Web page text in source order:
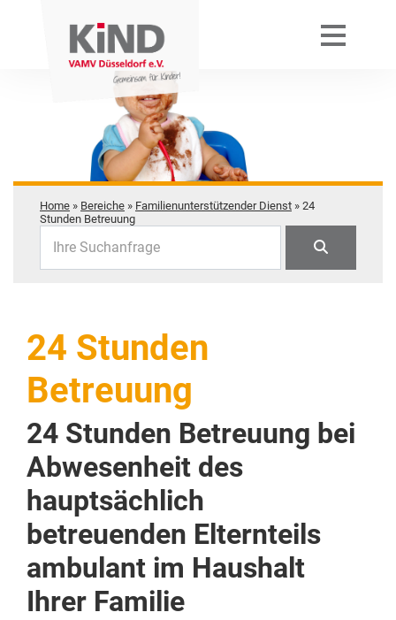
Home » Bereiche » Familienunterstützender Dienst » 24
Stunden Betreuung
Ihre Suchanfrage
24 Stunden
Betreuung
24 Stunden Betreuung bei
Abwesenheit des
hauptsächlich
betreuenden Elternteils
ambulant im Haushalt
Ihrer Familie